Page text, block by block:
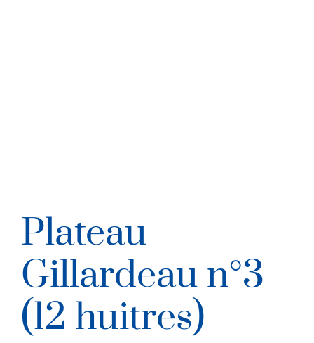
Plateau
Gillardeau n°3
(12 huitres)